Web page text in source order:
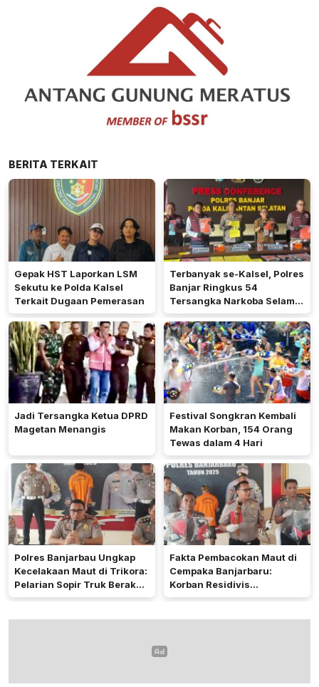
BERITA TERKAIT
Gepak HST Laporkan LSM
Sekutu ke Polda Kalsel
Terkait Dugaan Pemerasan
Terbanyak se-Kalsel, Polres
Banjar Ringkus 54
Tersangka Narkoba Selama
Operasi Antik 2026
Jadi Tersangka Ketua DPRD
Magetan Menangis
Festival Songkran Kembali
Makan Korban, 154 Orang
Tewas dalam 4 Hari
Polres Banjarbau Ungkap
Kecelakaan Maut di Trikora:
Pelarian Sopir Truk Berakhir
di Kalteng
Fakta Pembacokan Maut di
Cempaka Banjarbaru:
Korban Residivis
Pembunuhan